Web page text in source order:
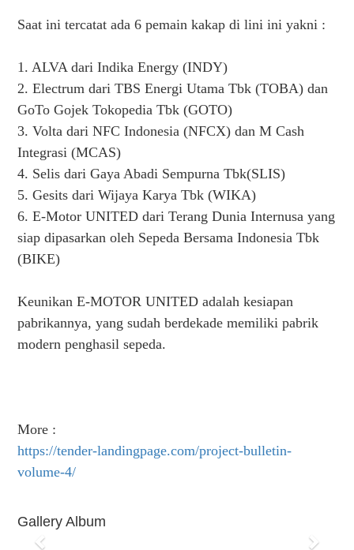
Saat ini tercatat ada 6 pemain kakap di lini ini yakni :
1. ALVA dari Indika Energy (INDY)
2. Electrum dari TBS Energi Utama Tbk (TOBA) dan
GoTo Gojek Tokopedia Tbk (GOTO)
3. Volta dari NFC Indonesia (NFCX) dan M Cash
Integrasi (MCAS)
4. Selis dari Gaya Abadi Sempurna Tbk(SLIS)
5. Gesits dari Wijaya Karya Tbk (WIKA)
6. E-Motor UNITED dari Terang Dunia Internusa yang
siap dipasarkan oleh Sepeda Bersama Indonesia Tbk
(BIKE)
Keunikan E-MOTOR UNITED adalah kesiapan
pabrikannya, yang sudah berdekade memiliki pabrik
modern penghasil sepeda.
More :
https://tender-landingpage.com/project-bulletin-
volume-4/
Gallery Album